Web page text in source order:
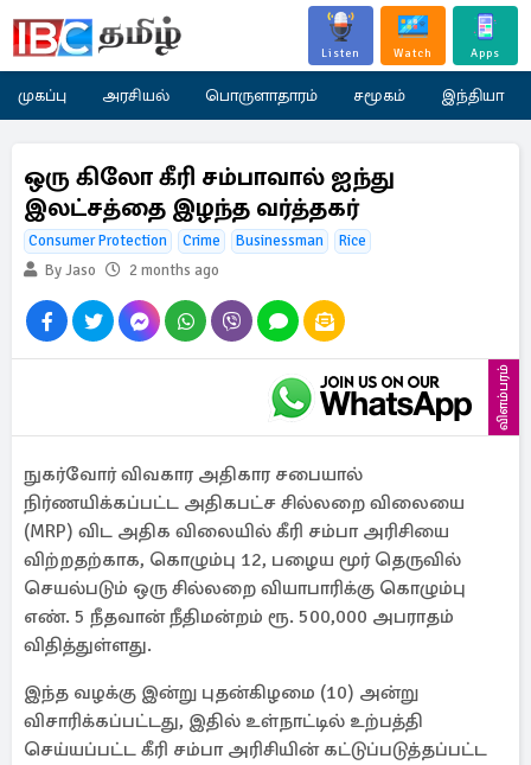
Listen Watch Apps
முகப்பு அரசியல் பொருளாதாரம் சமூகம் இந்தியா
ஒரு கிலோ கீரி சம்பாவால் ஐந்து
இலட்சத்தை இழந்த வர்த்தகர்
Consumer Protection Crime Businessman
Rice
By Jaso
2 months ago
விளம்பரம்
நுகர்வோர் விவகார அதிகார சபையால்
நிர்ணயிக்கப்பட்ட அதிகபட்ச சில்லறை விலையை
(MRP) விட அதிக விலையில் கீரி சம்பா அரிசியை
விற்றதற்காக, கொழும்பு 12, பழைய மூர் தெருவில்
செயல்படும் ஒரு சில்லறை வியாபாரிக்கு கொழும்பு
எண். 5 நீதவான் நீதிமன்றம் ரூ. 500,000 அபராதம்
விதித்துள்ளது.
இந்த வழக்கு இன்று புதன்கிழமை (10) அன்று
விசாரிக்கப்பட்டது, இதில் உள்நாட்டில் உற்பத்தி
செய்யப்பட்ட கீரி சம்பா அரிசியின் கட்டுப்படுத்தப்பட்ட